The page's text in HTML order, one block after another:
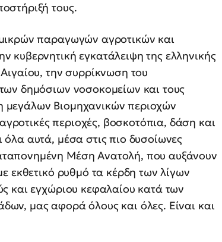
τους.
παραγωγών αγροτικών και
κυβερνητική εγκατάλειψη της ελληνικής
την συρρίκνωση του
δημόσιων νοσοκομείων και τους
μεγάλων Βιομηχανικών περιοχών
περιοχές, βοσκοτόπια, δάση και
όλα αυτά, μέσα στις πιο δυσοίωνες
Μέση Ανατολή, που αυξάνουν
εκθετικό ρυθμό τα κέρδη των λίγων
και εγχώριου κεφαλαίου κατά των
μας αφορά όλους και όλες. Είναι και